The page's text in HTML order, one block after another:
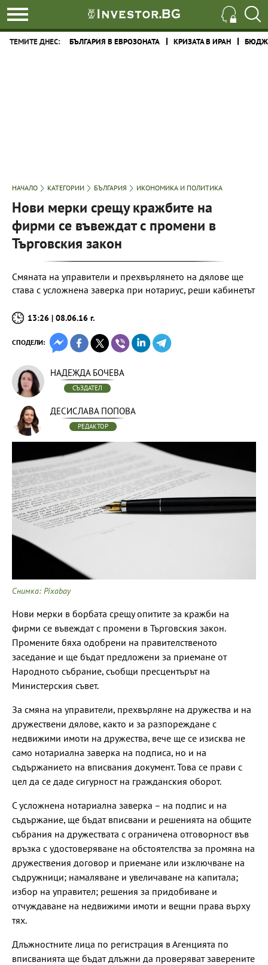
ТЕМИТЕ ДНЕС: БЪЛГАРИЯ В ЕВРОЗОНАТА КРИЗАТА В ИРАН
НАЧАЛО КАТЕГОРИИ БЪЛГАРИЯ ИКОНОМИКА И ПОЛИТИКА
Нови мерки срещу кражбите на
фирми се въвеждат с промени в
Търговския закон
Смяната на управители и прехвърлянето на дялове ще
става с усложнена заверка при нотариус, реши кабинетът
13:26 | 08.06.16 г.
СПОДЕЛИ:
НАДЕЖДА БОЧЕВА
СЪЗДАТЕЛ
ДЕСИСЛАВА ПОПОВА
РЕДАКТОР
Снимка: Pixabay
Нови мерки в борбата срещу опитите за кражби на
фирми се въвеждат с промени в Търговския закон.
Промените бяха одобрени на правителственото
заседание и ще бъдат предложени за приемане от
Народното събрание, съобщи пресцентърът на
Министерския съвет.
За смяна на управители, прехвърляне на дружества и на
дружествени дялове, както и за разпореждане с
недвижими имоти на дружества, вече ще се изисква не
само нотариална заверка на подписа, но и на
съдържанието на вписвания документ. Това се прави с
цел да се даде сигурност на гражданския оборот.
С усложнена нотариална заверка – на подпис и на
съдържание, ще бъдат вписвани и решенията на общите
събрания на дружествата с ограничена отговорност във
връзка с удостоверяване на обстоятелства за промяна на
дружествения договор и приемане или изключване на
съдружници; намаляване и увеличаване на капитала;
избор на управител; решения за придобиване и
отчуждаване на недвижими имоти и вещни права върху
тях.
Длъжностните лица по регистрация в Агенцията по
вписванията ще бъдат длъжни да проверяват заверените